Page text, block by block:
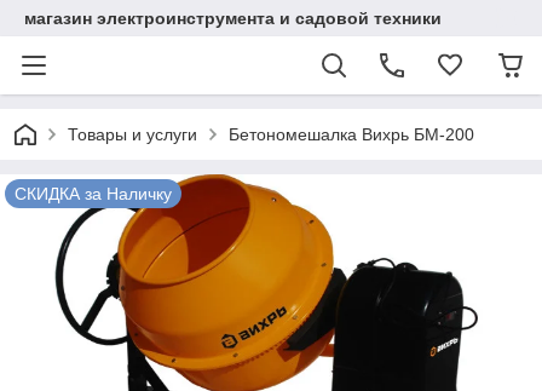
магазин электроинструмента и садовой техники
Товары и услуги Бетономешалка Вихрь БМ-200
СКИДКА за Наличку